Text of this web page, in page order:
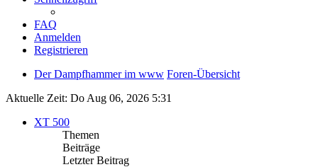
FAQ
Anmelden
Registrieren
Der Dampfhammer im www Foren-Übersicht
Aktuelle Zeit: Do Aug 06, 2026 5:31
XT 500
Themen
Beiträge
Letzter Beitrag